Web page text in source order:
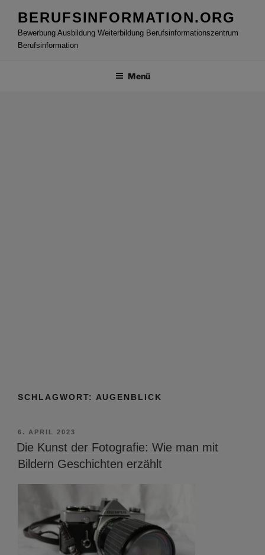
Inhalt
springen
BERUFSINFORMATION.ORG
Bewerbung Ausbildung Weiterbildung Berufsinformationszentrum
Berufsinformation
Menü
SCHLAGWORT: AUGENBLICK
VERÖFFENTLICHT
AM
6. APRIL 2023
Die Kunst der Fotografie: Wie man mit
Bildern Geschichten erzählt